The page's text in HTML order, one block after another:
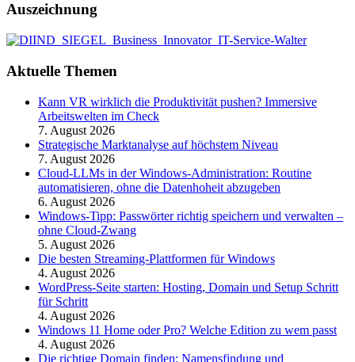
Auszeichnung
Aktuelle Themen
Kann VR wirklich die Produktivität pushen? Immersive
Arbeitswelten im Check
7. August 2026
Strategische Marktanalyse auf höchstem Niveau
7. August 2026
Cloud-LLMs in der Windows-Administration: Routine
automatisieren, ohne die Datenhoheit abzugeben
6. August 2026
Windows-Tipp: Passwörter richtig speichern und verwalten –
ohne Cloud-Zwang
5. August 2026
Die besten Streaming-Plattformen für Windows
4. August 2026
WordPress-Seite starten: Hosting, Domain und Setup Schritt
für Schritt
4. August 2026
Windows 11 Home oder Pro? Welche Edition zu wem passt
4. August 2026
Die richtige Domain finden: Namensfindung und